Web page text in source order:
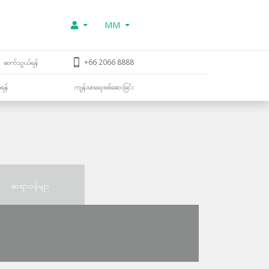
MM
ဆက်သွယ်ရန် +66 2066 8888
န် ကျန်းမာရေးစစ်ဆေးခြင်း
ဆရာဝန်မျာ